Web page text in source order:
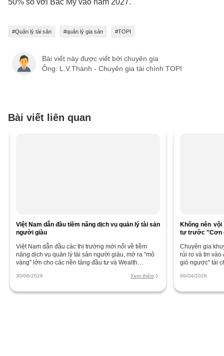
#Quản lý tài sản #quản lý gia sản #TOPI
Bài viết này được viết bởi chuyên gia
Ông: L.V.Thành - Chuyên gia tài chính TOPI
Bài viết liên quan
Việt Nam dẫn đầu tiềm năng dịch vụ quản lý tài sản
người giàu
Việt Nam dẫn đầu các thị trường mới nổi về tiềm
năng dịch vụ quản lý tài sản người giàu, mở ra "mỏ
vàng" lớn cho các nền tảng đầu tư và Wealth
30/06/2026 Xem thêm
Không nên
tư trước "Cơn
Chuyên gia
rủi ro và tin
gió ngược" tài
06/04/2026